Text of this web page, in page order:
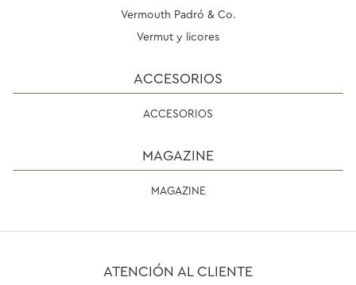
Vermouth Padró & Co.
Vermut y licores
ACCESORIOS
ACCESORIOS
MAGAZINE
MAGAZINE
ATENCIÓN AL CLIENTE